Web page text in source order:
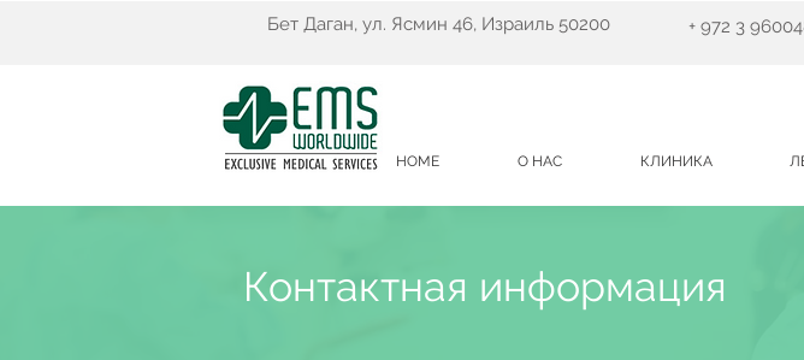
Бет Даган, ул. Ясмин 46, Израиль 50200 + 972 3
HOME О НАС КЛИНИКА
Контактная информация